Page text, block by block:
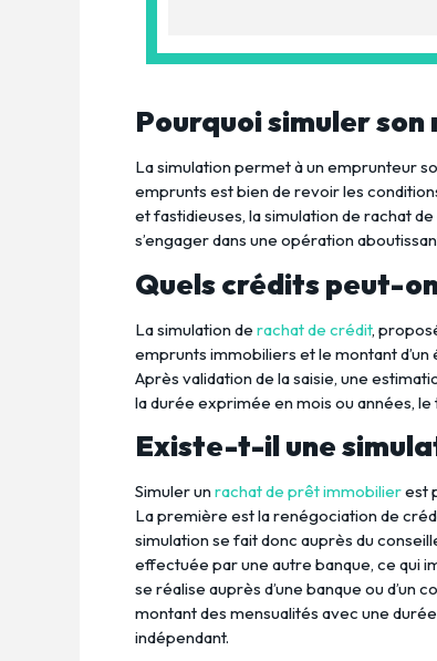
Pourquoi simuler
La simulation permet à un emprunteur
emprunts est bien de revoir les
et fastidieuses, la simulation de rachat
s’engager dans une opération
Quels crédits peut-
La simulation de rachat de crédit,
emprunts immobiliers et le montant
Après validation de la saisie, une
la durée exprimée en mois ou années,
Existe-t-il une
Simuler un rachat de prêt immobilierest
La première est la renégociation de
simulation se fait donc auprès du
effectuée par une autre banque, ce qui
se réalise auprès d’une banque ou
montant des mensualités avec une
indépendant.